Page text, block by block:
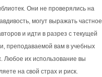
Они не проверялись на
могут выражать частное
и идти в разрез с текущей
преподаваемой вам в учебных
Любое их использование вы
на свой страх и риск.